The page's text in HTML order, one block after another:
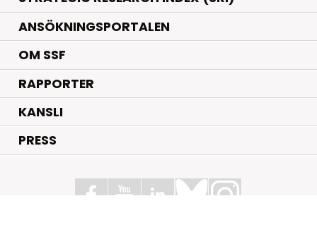
ANSÖKNINGSPORTALEN
OM SSF
RAPPORTER
KANSLI
PRESS